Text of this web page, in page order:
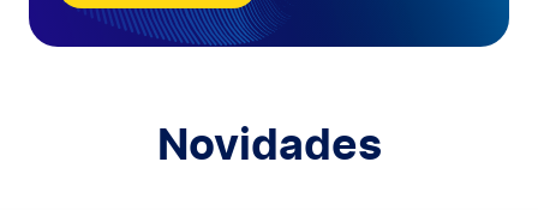
Novidades